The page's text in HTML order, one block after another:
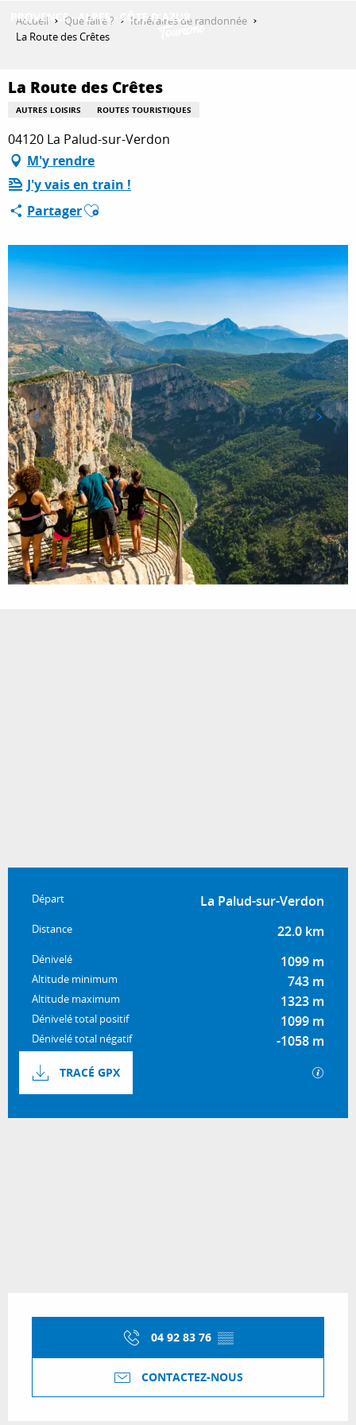
QUE FAIRE ?
SÉJOURNER
ESPACE PRO
Accueil Que faire ?
Itinéraires de randonnée
La Route des Crêtes
La Route des Crêtes
AUTRES LOISIRS ROUTES TOURISTIQUES
04120 La Palud-sur-Verdon
M'y rendre
J'y vais en train !
PartagerAjouter aux favoris
Informations pratiques
Départ La Palud-sur-Verdon
Distance 22.0 km
Dénivelé 1099 m
Altitude minimum 743 m
Altitude maximum 1323 m
Dénivelé total positif 1099 m
Dénivelé total négatif -1058 m
Documentation
TRACÉ GPX
04 92 83 76 ▒▒
CONTACTEZ-NOUS